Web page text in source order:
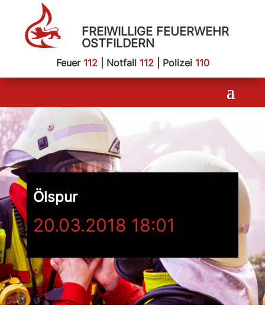
FREIWILLIGE FEUERWEHR
OSTFILDERN
Feuer 112| Notfall 112| Polizei 110
Ölspur
20.03.2018 18:01